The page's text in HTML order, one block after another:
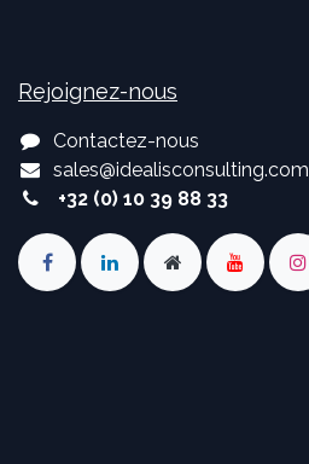
Rejoignez-nous
Contactez-nous
sales@idealisconsulting.com
+32 (0) 10 39 88 33